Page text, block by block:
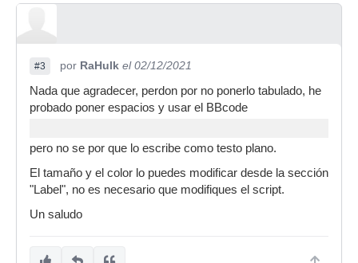
#3 por RaHulk el 02/12/2021
Nada que agradecer, perdon por no ponerlo tabulado, he
probado poner espacios y usar el BBcode
pero no se por que lo escribe como testo plano.
El tamaño y el color lo puedes modificar desde la sección
"Label", no es necesario que modifiques el script.
Un saludo